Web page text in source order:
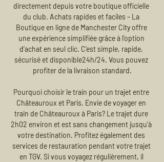
directement depuis votre boutique officielle
du club. Achats rapides et faciles – La
Boutique en ligne de Manchester City offre
une expérience simplifiée grâce à l’option
d’achat en seul clic. C’est simple, rapide,
sécurisé et disponible24h/24. Vous pouvez
profiter de la livraison standard.
Pourquoi choisir le train pour un trajet entre
Châteauroux et Paris. Envie de voyager en
train de Châteauroux à Paris? Le trajet dure
2h02 environ et est sans changement jusqu'à
votre destination. Profitez également des
services de restauration pendant votre trajet
en TGV. Si vous voyagez régulièrement, il